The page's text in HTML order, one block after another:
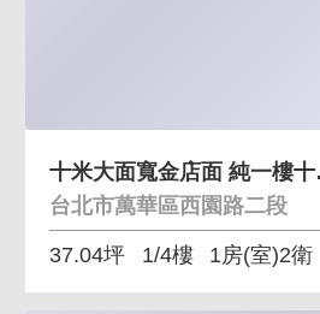
十米
台北市萬華區西園路二段
37.04坪 1/4樓 1房(室)2衛